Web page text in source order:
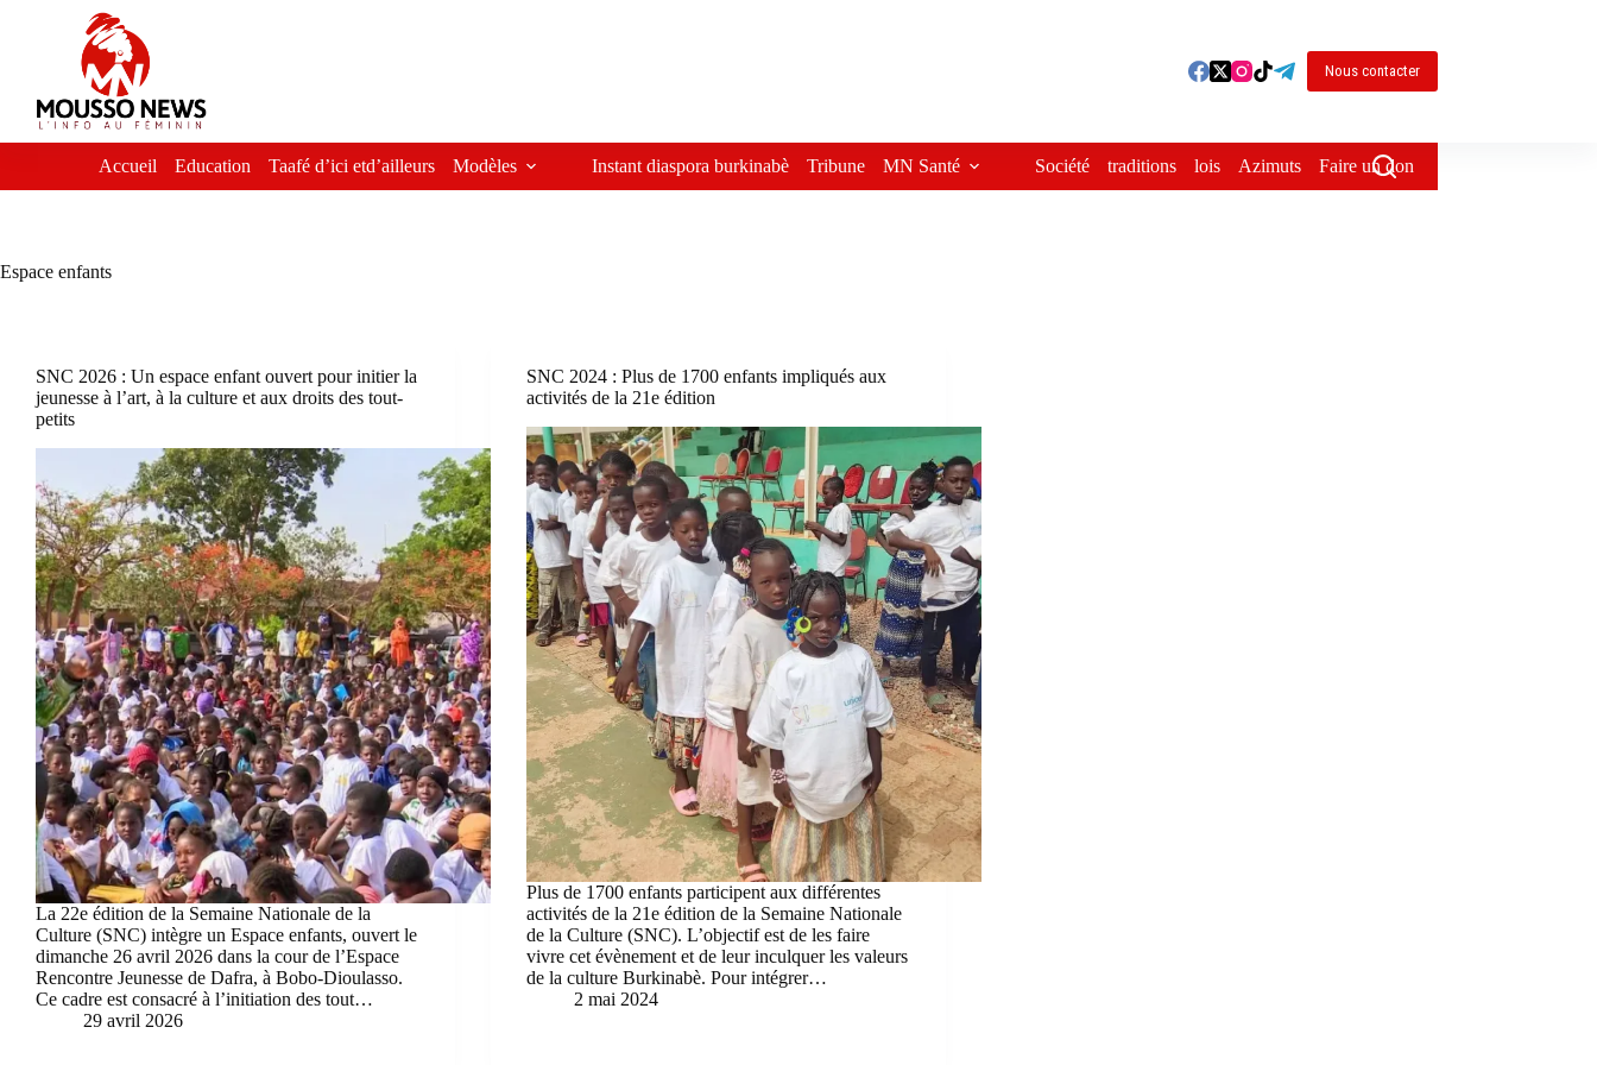
Nous contacter
Accueil Education Taafé d’ici etd’ailleurs Modèles Instant diaspora burkinabè Tribune MN Santé Société traditions lois Azimuts Faire un don
Espace enfants
SNC 2026 : Un espace enfant ouvert pour initier la
jeunesse à l’art, à la culture et aux droits des tout-
petits
La 22e édition de la Semaine Nationale de la
Culture (SNC) intègre un Espace enfants, ouvert le
dimanche 26 avril 2026 dans la cour de l’Espace
Rencontre Jeunesse de Dafra, à Bobo-Dioulasso.
Ce cadre est consacré à l’initiation des tout…
29 avril 2026
SNC 2024 : Plus de 1700 enfants impliqués aux
activités de la 21e édition
Plus de 1700 enfants participent aux différentes
activités de la 21e édition de la Semaine Nationale
de la Culture (SNC). L’objectif est de les faire
vivre cet évènement et de leur inculquer les valeurs
de la culture Burkinabè. Pour intégrer…
2 mai 2024